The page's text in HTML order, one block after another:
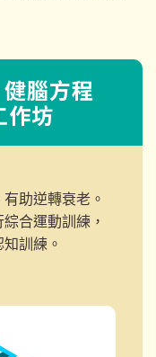
腦方程
作坊
助逆轉衰老。
合運動訓練，
訓練。